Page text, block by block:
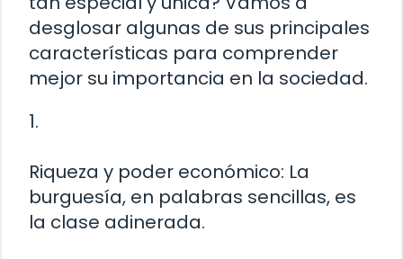
desglosar algunas de sus principales
características para comprender
mejor su importancia en la sociedad.
1.
Riqueza y poder económico: La
burguesía, en palabras sencillas, es
la clase adinerada.